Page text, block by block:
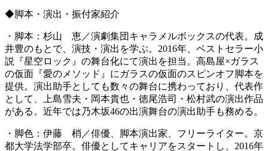
◆脚本・演出・振付家紹介
・脚本：杉山 恵／演劇集団キャラメルボックスの代表。成
井豊のもとで、演技・演出を学ぶ。2016年、ベストセラー小
説『星空ロック』の舞台化にて演出を担当。高島屋×ガラス
の仮面『愛のメソッド』にガラスの仮面のスピンオフ脚本を
提供。演出助手としても数々の舞台に携わっており、代表作
として、上島雪夫・岡本貴也・徳尾浩司・松村武の演出作品
がある。近年では乃木坂46の出演舞台の演出助手も務める。
・脚色：伊藤 梢／俳優、脚本演出家、フリーライター。京
都大学法学部卒。俳優としてキャリアをスタートし、2016年